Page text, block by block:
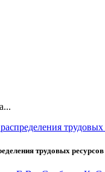
трудовых